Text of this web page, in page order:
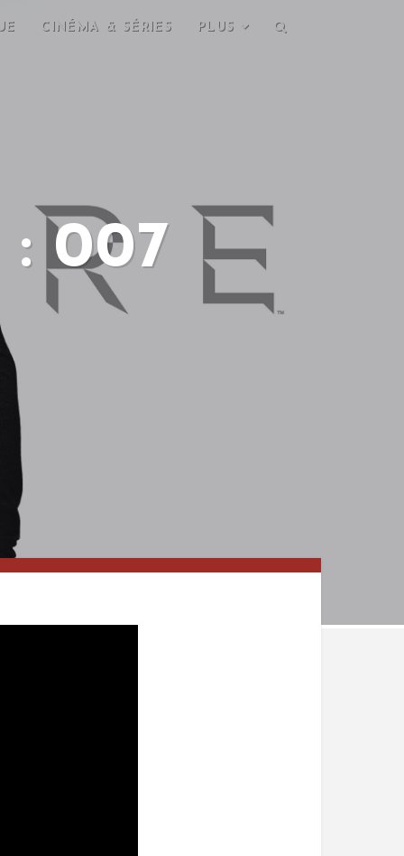
CINÉMA & SÉRIES PLUS
: 007